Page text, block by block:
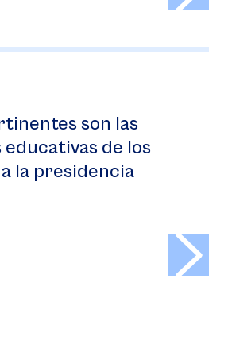
son las
de los
la presidencia